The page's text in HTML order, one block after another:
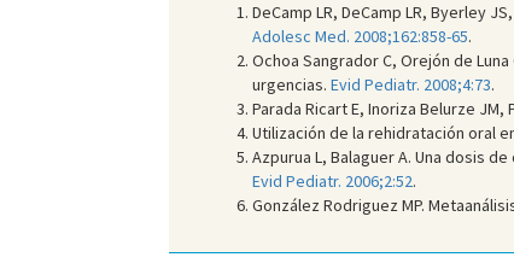
DeCamp LR, DeCamp LR, Byerley
Adolesc Med. 2008;162:858-65.
Ochoa Sangrador C, Orejón de
urgencias. Evid Pediatr. 2008;4:73.
Parada Ricart E, Inoriza Belurze
Utilización de la rehidratación oral
Azpurua L, Balaguer A. Una dosis
Evid Pediatr. 2006;2:52.
González Rodriguez MP.